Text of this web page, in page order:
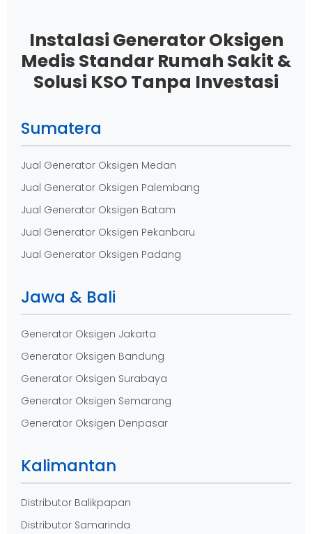
Instalasi Generator Oksigen
Medis Standar Rumah Sakit &
Solusi KSO Tanpa Investasi
Sumatera
Jual Generator Oksigen Medan
Jual Generator Oksigen Palembang
Jual Generator Oksigen Batam
Jual Generator Oksigen Pekanbaru
Jual Generator Oksigen Padang
Jawa & Bali
Generator Oksigen Jakarta
Generator Oksigen Bandung
Generator Oksigen Surabaya
Generator Oksigen Semarang
Generator Oksigen Denpasar
Kalimantan
Distributor Balikpapan
Distributor Samarinda